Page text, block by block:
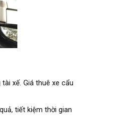
xế. Giá thuê xe cẩu
tiết kiệm thời gian